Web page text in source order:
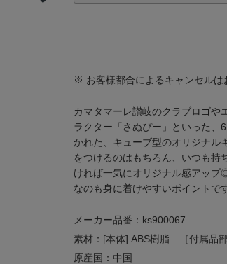
※ お客様都合によるキャンセルは
カマタマーレ讃岐のクラブロゴや
ラクター「さぬぴー」といった、
かれた、キューブ型のオリジナル
をつけるのはもちろん、いつも持
ければ一気にオリジナル感アッ
なのも身に着けやすいポイントで
メーカー品番：ks900067
素材：[本体] ABS樹脂 ［付属品
原産国：中国